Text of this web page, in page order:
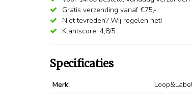
Gratis verzending vanaf €75,-
Niet tevreden? Wij regelen het!
Klantscore: 4,8/5
Specificaties
Merk: